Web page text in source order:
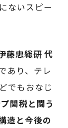
ないスピー
藤忠総研 代
あり、テレ
でもおなじ
プ関税と闘う
造と今後の